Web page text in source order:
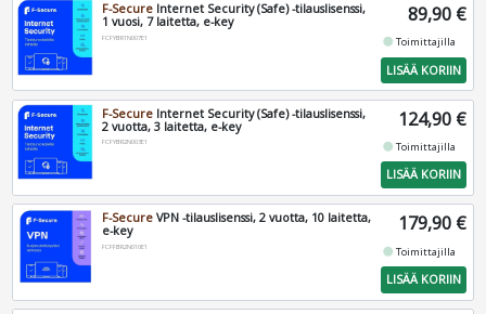
F-Secure Internet Security (Safe) -tilauslisenssi,
1 vuosi, 7 laitetta, e-key
FCFYBR1N007E1
89,90 €
fiber_manual_recordToimittajilla
LISÄÄ KORIIN
F-Secure Internet Security (Safe) -tilauslisenssi,
2 vuotta, 3 laitetta, e-key
FCFYBR2N003E1
124,90 €
fiber_manual_recordToimittajilla
LISÄÄ KORIIN
F-Secure VPN -tilauslisenssi, 2 vuotta, 10 laitetta,
e-key
FCFFBR2N010E1
179,90 €
fiber_manual_recordToimittajilla
LISÄÄ KORIIN